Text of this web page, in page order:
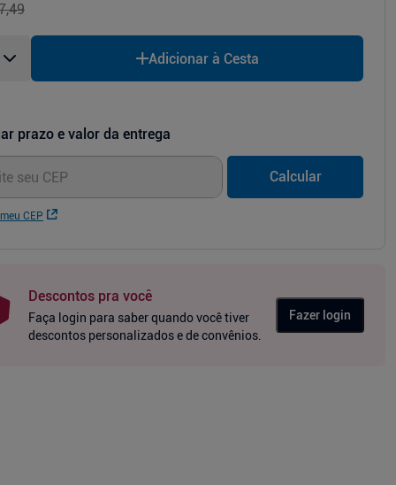
Adicionar à Cesta
prazo e valor da entrega
CEP
Calcular
Descontos pra você
Faça login para saber quando você tiver
descontos personalizados e de convênios.
Fazer login